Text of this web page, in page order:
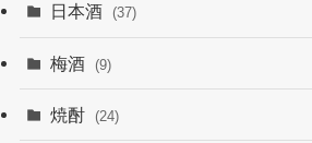
日本酒 (37)
梅酒 (9)
焼酎 (24)